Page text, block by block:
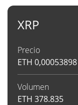
XRP
Precio
ETH 0,00053898
Volumen
ETH 378.835